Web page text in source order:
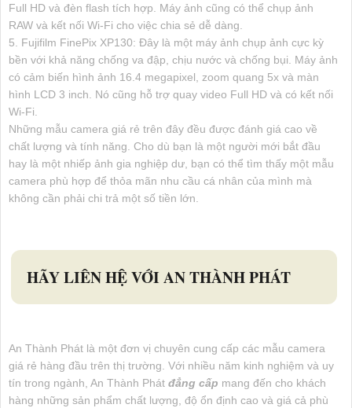
Full HD và đèn flash tích hợp. Máy ảnh cũng có thể chụp ảnh
RAW và kết nối Wi-Fi cho việc chia sẻ dễ dàng.
5. Fujifilm FinePix XP130: Đây là một máy ảnh chụp ảnh cực kỳ
bền với khả năng chống va đập, chịu nước và chống bụi. Máy ảnh
có cảm biến hình ảnh 16.4 megapixel, zoom quang 5x và màn
hình LCD 3 inch. Nó cũng hỗ trợ quay video Full HD và có kết nối
Wi-Fi.
Những mẫu camera giá rẻ trên đây đều được đánh giá cao về
chất lượng và tính năng. Cho dù bạn là một người mới bắt đầu
hay là một nhiếp ảnh gia nghiệp dư, bạn có thể tìm thấy một mẫu
camera phù hợp để thỏa mãn nhu cầu cá nhân của mình mà
không cần phải chi trả một số tiền lớn.
HÃY LIÊN HỆ VỚI AN THÀNH PHÁT
An Thành Phát là một đơn vị chuyên cung cấp các mẫu camera
giá rẻ hàng đầu trên thị trường. Với nhiều năm kinh nghiệm và uy
tín trong ngành, An Thành Phát đẳng cấp mang đến cho khách
hàng những sản phẩm chất lượng, độ ổn định cao và giá cả phù